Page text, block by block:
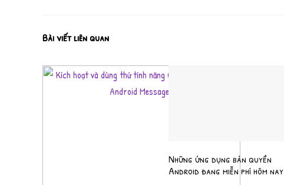
Bài viết liên quan
Những ứng dụng bản quyền
Android đang miễn phí hôm nay